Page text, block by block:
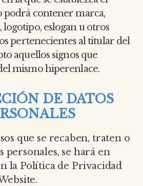
podrá contener marca,
eslogan u otros
pertenecientes al titular del
aquellos signos que
mismo hiperenlace.
DE DATOS
que se recaben, traten o
personales, se hará en
la Política de Privacidad